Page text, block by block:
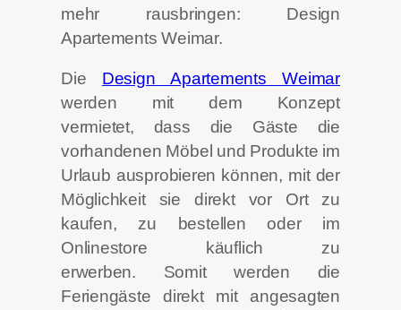
mehr rausbringen: Design
Apartements Weimar.
Die Design Apartements Weimar
werden mit dem Konzept
vermietet, dass die Gäste die
vorhandenen Möbel und Produkte im
Urlaub ausprobieren können, mit der
Möglichkeit sie direkt vor Ort zu
kaufen, zu bestellen oder im
Onlinestore käuflich zu
erwerben. Somit werden die
Feriengäste direkt mit angesagten